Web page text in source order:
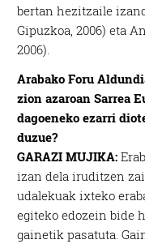
bertan hezitzaile
Gipuzkoa, 2006) eta
2006).
Arabako Foru
zion azaroan Sarrea
dagoeneko ezarri
duzue?
GARAZI MUJIKA:
izan dela iruditzen
udalekuak ixteko
egiteko edozein bide
gainetik pasatuta.